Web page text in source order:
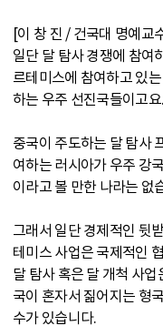
[이 창 진 / 건국대 명예교
일단 달 탐사 경쟁에 참여
르테미스에 참여하고 있
하는 우주 선진국들이고요.
중국이 주도하는 달 탐사
여하는 러시아가 우주 강
이라고 볼 만한 나라는 없
그래서 일단 경제적인 뒷
테미스 사업은 국제적인
달 탐사 혹은 달 개척 사
국이 혼자서 짊어지는 형
수가 있습니다.